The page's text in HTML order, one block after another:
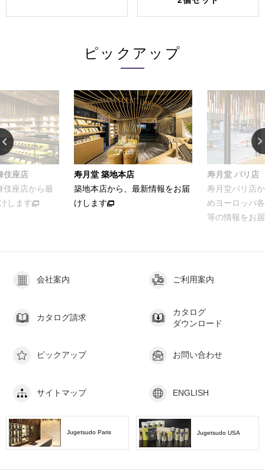
ピックアップ
から最
す
寿月堂 築地本店
築地本店から、最新情報をお届
けします
寿月堂 パリ店
寿月堂パリ店から、
めヨーロッパ各国
等の情報をお届けし
会社案内 ご利用案内
カタログ請求
カタログ
ダウンロード
ピックアップ お問い合わせ
サイトマップ ENGLISH
Jugetsudo Paris Jugetsudo USA